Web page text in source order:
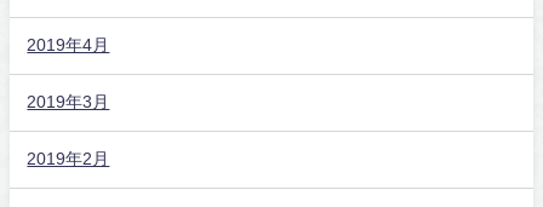
2019年4月
2019年3月
2019年2月